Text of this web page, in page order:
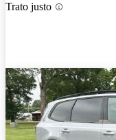
Trato justo